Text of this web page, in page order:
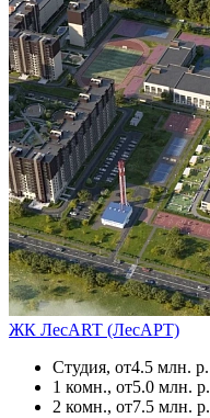
ЖК ЛесART (ЛесАРТ)
Студия, от4.5 млн. р.
1 комн., от5.0 млн. р.
2 комн., от7.5 млн. р.